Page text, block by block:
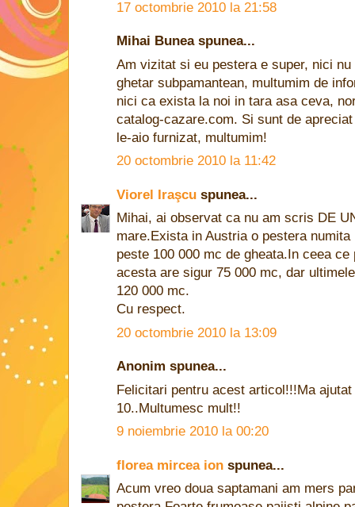
17 octombrie 2010 la 21:58
Mihai Bunea spunea...
Am vizitat si eu pestera e super, nici
ghetar subpamantean, multumim de
nici ca exista la noi in tara asa ceva,
catalog-cazare.com. Si sunt de
le-aio furnizat, multumim!
20 octombrie 2010 la 11:42
Viorel Iraşcu spunea...
Mihai, ai observat ca nu am scris DE
mare.Exista in Austria o pestera
peste 100 000 mc de gheata.In ceea
acesta are sigur 75 000 mc, dar
120 000 mc.
Cu respect.
20 octombrie 2010 la 13:09
Anonim spunea...
Felicitari pentru acest articol!!!Ma
10..Multumesc mult!!
9 noiembrie 2010 la 00:20
florea mircea ion spunea...
Acum vreo doua saptamani am mers